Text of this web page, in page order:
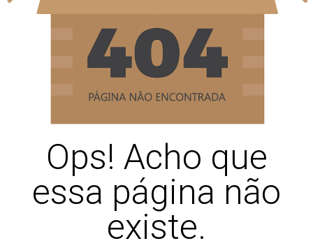
Ops! Acho que
essa página não
existe.